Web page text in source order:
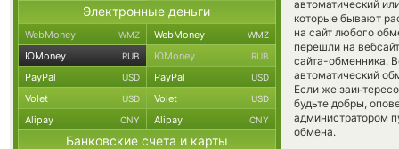
автоматический
которые бывают
на сайт любого
перешли на
сайта-обменника.
автоматический
Если же
будьте добры,
администратором
обмена.
Электронные деньги
WebMoney WMZ WebMoney WMZ
ЮMoney RUB ЮMoney RUB
PayPal USD PayPal USD
Volet USD Volet USD
Alipay CNY Alipay CNY
Банковские счета и карты